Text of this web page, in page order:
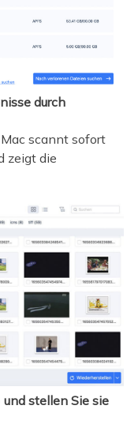
durch
scannt sofort
zeigt die
stellen Sie sie